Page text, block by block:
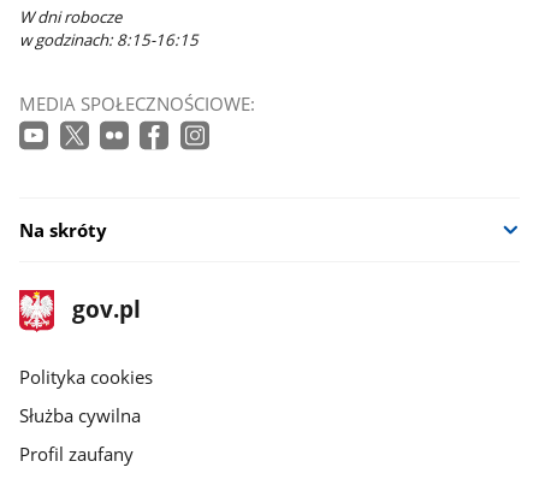
W dni robocze
w godzinach: 8:15-16:15
MEDIA SPOŁECZNOŚCIOWE:
Na skróty
stopka
gov.pl
Strona
gov.pl
gov.pl
Polityka cookies
Służba cywilna
Profil zaufany